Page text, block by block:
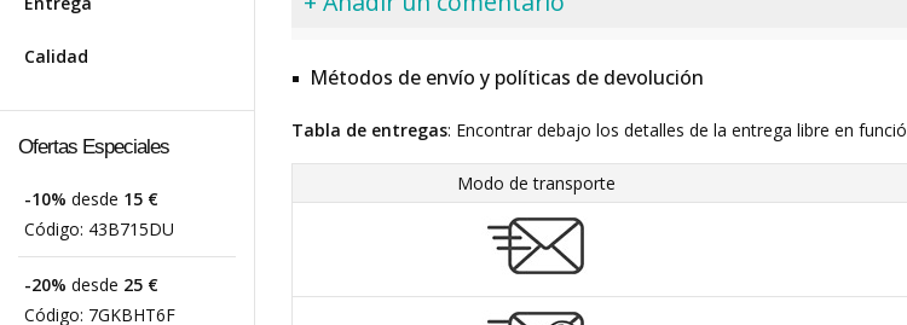
Calidad
Ofertas Especiales
-10% desde 15 €
Código: 43B715DU
-20% desde 25 €
Código: 7GKBHT6F
Métodos de envío y políticas de devolución
Tabla de entregas: Encontrar debajo los detalles de la entrega libre en
Modo de transporte